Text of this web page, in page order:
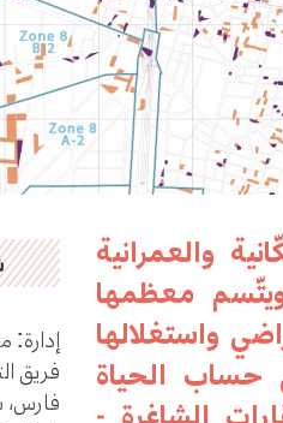
والعمرانية
معظمها
واستغلالها
حساب الحياة
إدارة:
فريق